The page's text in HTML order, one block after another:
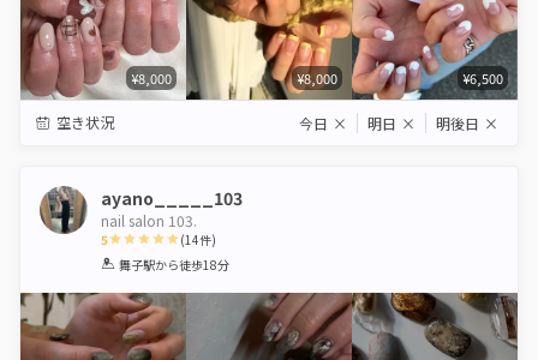
¥8,000 ¥8,000 ¥6,500
空き状況 今日 × 明日 × 明後日 ×
ayano_____103
nail salon 103.
5
1 2 3 4 5
(14件)
舞子駅から徒歩18分